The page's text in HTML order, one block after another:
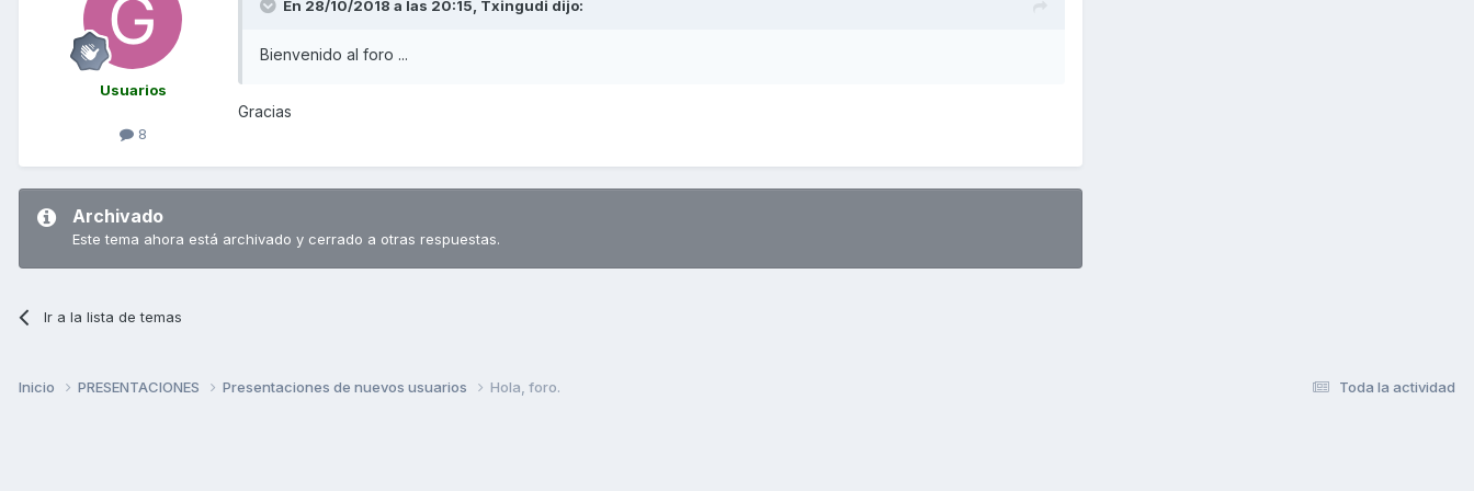
Usuarios
8
En 28/10/2018 a las 20:15, Txingudi dijo:
Bienvenido al foro ...
Gracias
Archivado
Este tema ahora está archivado y cerrado a otras respuestas.
Ir a la lista de temas
Toda la actividad
Inicio PRESENTACIONES Presentaciones de nuevos usuarios Hola, foro.